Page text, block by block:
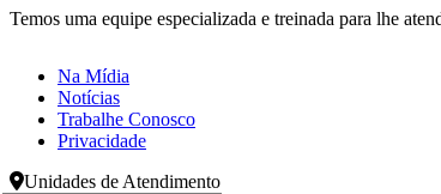
Temos uma equipe especializada e treinada para lhe
Na Mídia
Notícias
Trabalhe Conosco
Privacidade
Unidades de Atendimento